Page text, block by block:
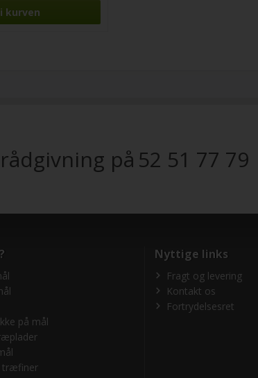
på 52 51 77 79
på mål
træfiner
Nyttige links
Fragt og levering
Kontakt os
Fortrydelsesret